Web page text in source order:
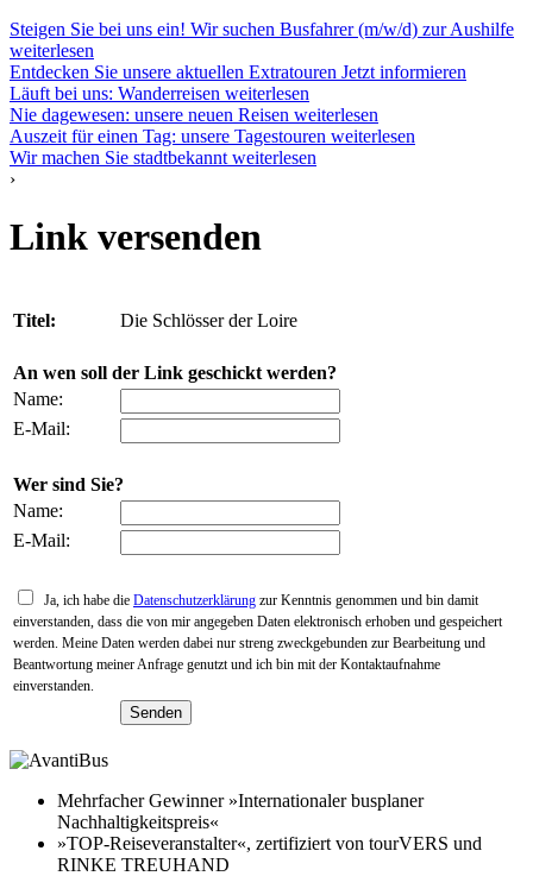
Steigen Sie bei uns ein! Wir suchen Busfahrer (m/w/d) zur Aushilfe
weiterlesen
Entdecken Sie unsere aktuellen Extratouren Jetzt informieren
Läuft bei uns: Wanderreisen weiterlesen
Nie dagewesen: unsere neuen Reisen weiterlesen
Auszeit für einen Tag: unsere Tagestouren weiterlesen
Wir machen Sie stadtbekannt weiterlesen
›
Link versenden
Titel: Die Schlösser der Loire
An wen soll der Link geschickt werden?
Name:
E-Mail:
Wer sind Sie?
Name:
E-Mail:
Ja, ich habe die Datenschutzerklärung zur Kenntnis genommen und bin damit
einverstanden, dass die von mir angegeben Daten elektronisch erhoben und gespeichert
werden. Meine Daten werden dabei nur streng zweckgebunden zur Bearbeitung und
Beantwortung meiner Anfrage genutzt und ich bin mit der Kontaktaufnahme
einverstanden.
Mehrfacher Gewinner »Internationaler busplaner
Nachhaltigkeitspreis«
»TOP-Reiseveranstalter«, zertifiziert von tourVERS und
RINKE TREUHAND